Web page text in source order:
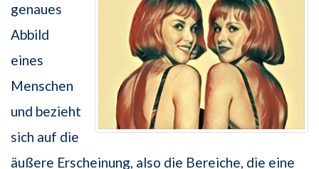
genaues
Abbild
eines
Menschen
und bezieht
sich auf die
äußere Erscheinung, also die Bereiche, die eine